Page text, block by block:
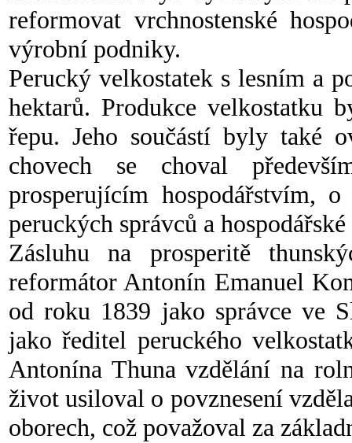
reformovat vrchnostenské
výrobní podniky.
Perucký velkostatek s lesním a
hektarů. Produkce velkostatku
řepu. Jeho součástí byly také
chovech se choval
prosperujícím hospodářstvím,
peruckých správců a
Zásluhu na prosperitě
reformátor Antonín Emanuel
od roku 1839 jako správce ve
jako ředitel peruckého
Antonína Thuna vzdělání na
život usiloval o povznesení
oborech, což považoval za